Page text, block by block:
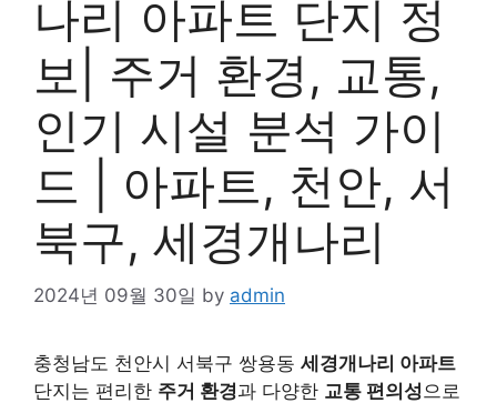
나리 아파트 단지 정
보| 주거 환경, 교통,
인기 시설 분석 가이
드 | 아파트, 천안, 서
북구, 세경개나리
2024년 09월 30일 by admin
충청남도 천안시 서북구 쌍용동 세경개나리 아파트
단지는 편리한 주거 환경과 다양한 교통 편의성 으로